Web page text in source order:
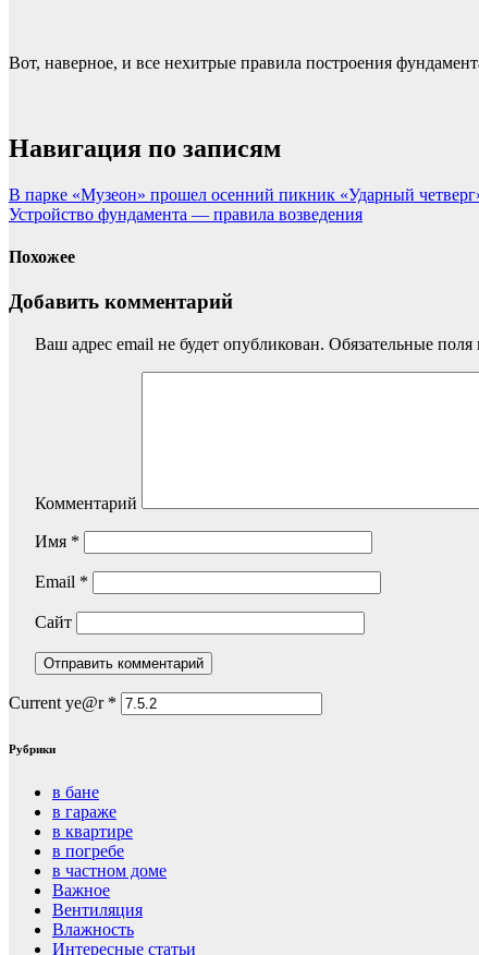
Вот, наверное, и все нехитрые правила построения
Навигация по записям
В парке «Музеон» прошел осенний пикник «Ударный
Устройство фундамента — правила возведения
Похожее
Добавить комментарий
Ваш адрес email не будет опубликован. Обязательные
Комментарий
Имя *
Email *
Сайт
Current ye@r *
Рубрики
в бане
в гараже
в квартире
в погребе
в частном доме
Важное
Вентиляция
Влажность
Интересные статьи